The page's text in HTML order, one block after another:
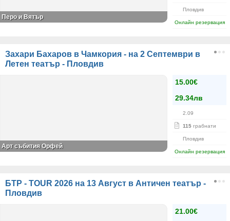
Пловдив
Онлайн резервация
Перо и Вятър
Захари Бахаров в Чамкория - на 2 Септември в
Летен театър - Пловдив
15.00€
29.34лв
2.09
115 грабнати
Пловдив
Онлайн резервация
Арт събития Орфей
БТР - TOUR 2026 на 13 Август в Античен театър -
Пловдив
21.00€